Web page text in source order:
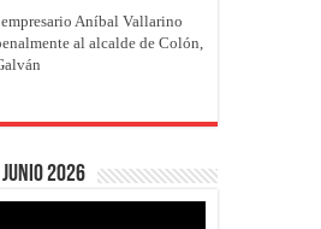
Aníbal Vallarino
al alcalde de Colón,
2026